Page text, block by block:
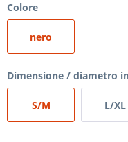
Colore
nero
Dimensione / diametro
S/M L/XL